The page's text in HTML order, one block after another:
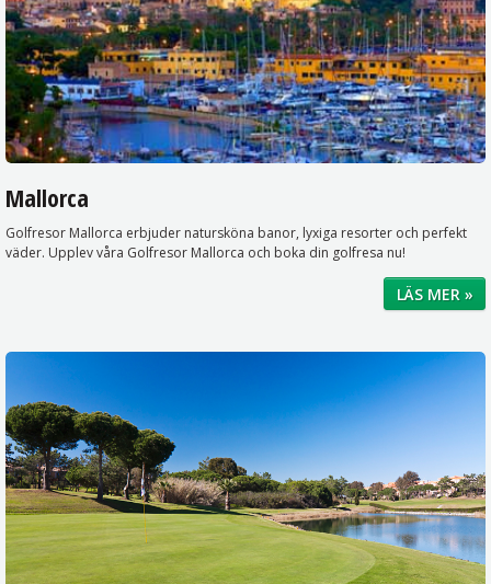
Mallorca
Golfresor Mallorca erbjuder natursköna banor, lyxiga resorter och perfekt
väder. Upplev våra Golfresor Mallorca och boka din golfresa nu!
LÄS MER »